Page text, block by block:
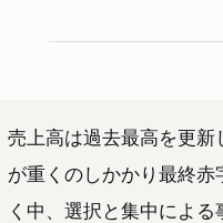
売上高は過去最高を更新
が重くのしかかり最終
く中、選択と集中によ